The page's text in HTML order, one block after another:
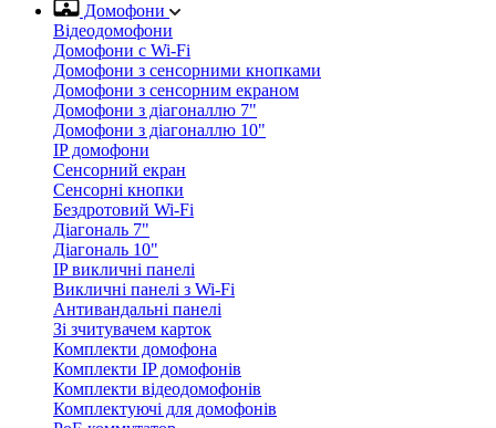
Домофони
Відеодомофони
Домофони с Wi-Fi
Домофони з сенсорними кнопками
Домофони з сенсорним екраном
Домофони з діагоналлю 7"
Домофони з діагоналлю 10"
IP домофони
Сенсорний екран
Сенсорні кнопки
Бездротовий Wi-Fi
Діагональ 7"
Діагональ 10"
IP викличні панелі
Викличні панелі з Wi-Fi
Антивандальні панелі
Зі зчитувачем карток
Комплекти домофона
Комплекти IP домофонів
Комплекти відеодомофонів
Комплектуючі для домофонів